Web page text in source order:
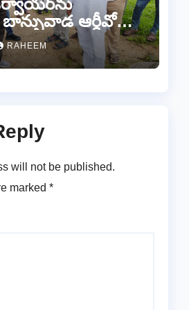
ఆర్డీవో
RAHEEM
will not be published.
marked *